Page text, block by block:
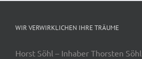
WIR VERWIRKLICHEN IHRE TRÄUME
Horst Söhl – Inhaber Thorsten